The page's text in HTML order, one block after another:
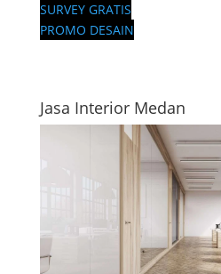
SURVEY GRATIS
PROMO DESAIN
Jasa Interior Medan